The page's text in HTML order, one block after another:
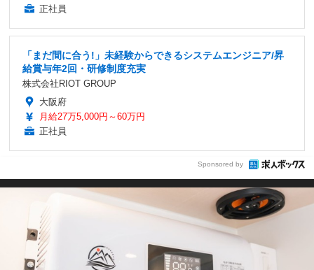
正社員
「まだ間に合う!」未経験からできるシステムエンジニア/昇
給賞与年2回・研修制度充実
株式会社RIOT GROUP
大阪府
月給27万5,000円～60万円
正社員
Sponsored by